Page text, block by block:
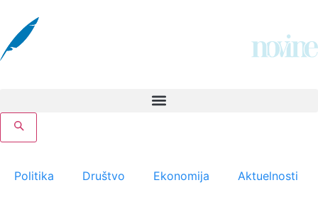
Politika Društvo Ekonomija Aktuelnosti